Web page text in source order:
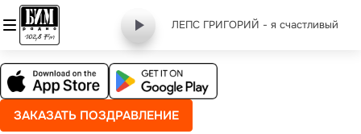
ЛЕПС ГРИГОРИЙ - я счастливый
ЗАКАЗАТЬ ПОЗДРАВЛЕНИЕ